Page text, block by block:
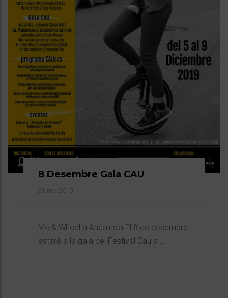
8 Desembre Gala CAU
28 nov. 2019
Me & Wheel a Andalusia El 8 de desembre
estaré a la gala del Festival Cau a ...